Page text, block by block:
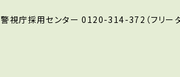
警視庁採用センター 0120-314-372（フリーダ